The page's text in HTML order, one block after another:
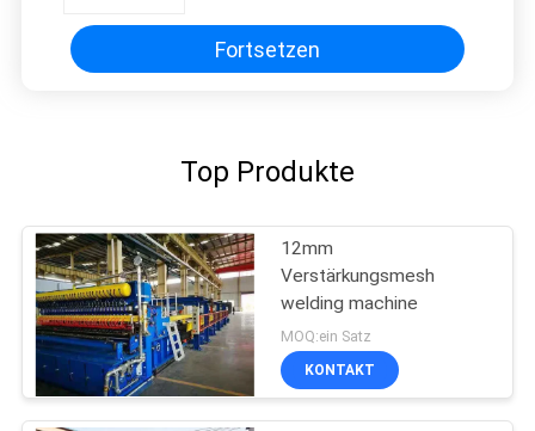
Fortsetzen
Top Produkte
12mm
Verstärkungsmesh
welding machine
MOQ:ein Satz
KONTAKT